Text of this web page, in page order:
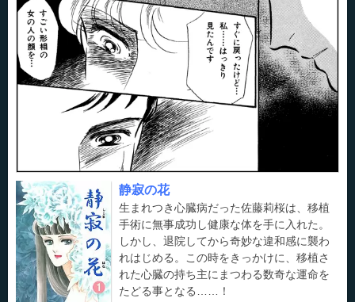
静寂の花
生まれつき心臓病だった佐藤莉桜は、移植
手術に無事成功し健康な体を手に入れた。
しかし、退院してから奇妙な違和感に襲わ
れはじめる。この時をきっかけに、移植さ
れた心臓の持ち主にまつわる数奇な運命を
たどる事となる……！